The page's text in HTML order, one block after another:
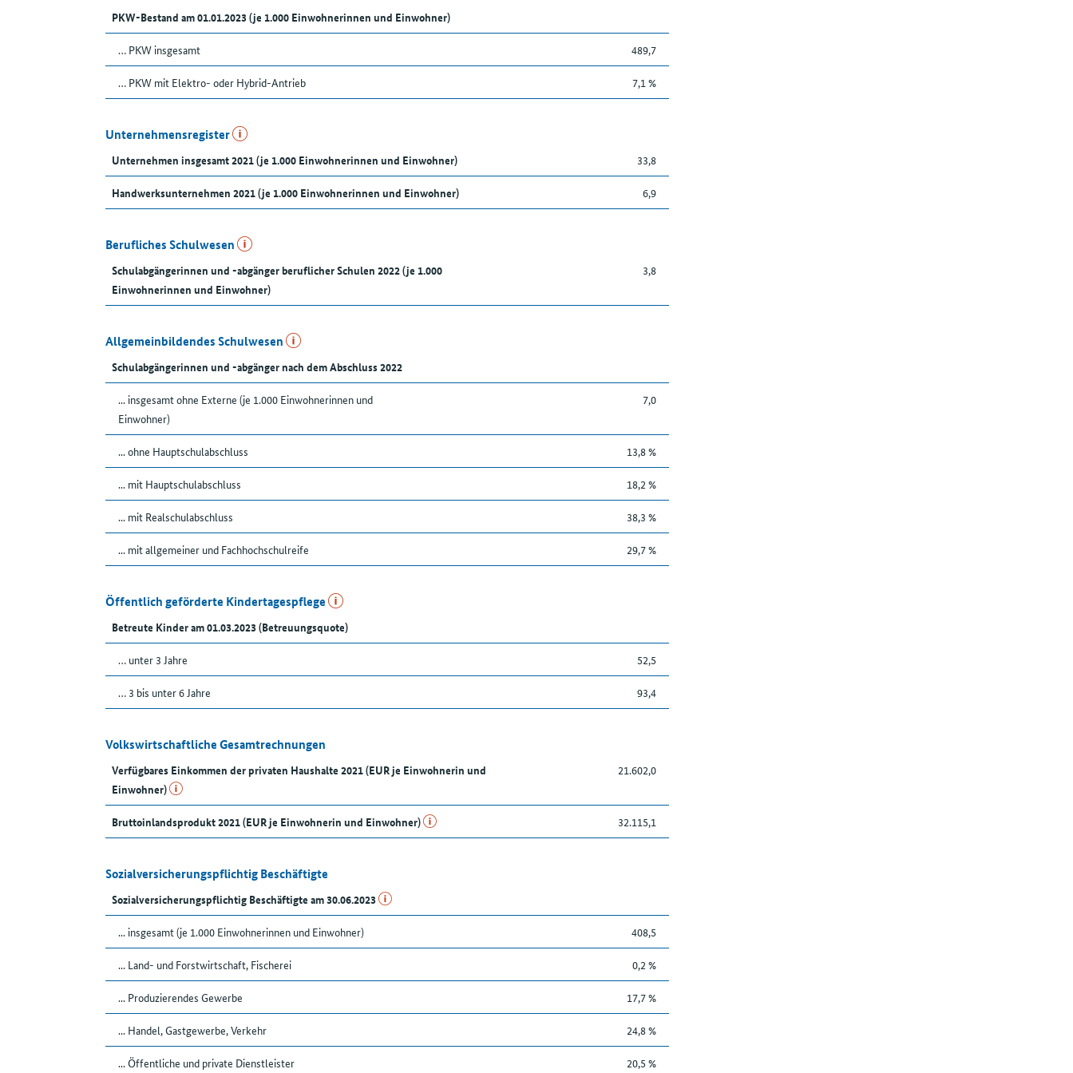
PKW-Bestand am 01.01.2023 (je 1.000 Einwohnerinnen und Einwohner)
… PKW insgesamt 489,7
… PKW mit Elektro- oder Hybrid-Antrieb 7,1 %
Unternehmensregister
Unternehmen insgesamt 2021 (je 1.000 Einwohnerinnen und Einwohner) 33,8
Handwerksunternehmen 2021 (je 1.000 Einwohnerinnen und Einwohner) 6,9
Berufliches Schulwesen
Schulabgängerinnen und -abgänger beruflicher Schulen 2022 (je 1.000
Einwohnerinnen und Einwohner)
3,8
Allgemeinbildendes Schulwesen
Schulabgängerinnen und -abgänger nach dem Abschluss 2022
... insgesamt ohne Externe (je 1.000 Einwohnerinnen und
Einwohner)
7,0
... ohne Hauptschulabschluss 13,8 %
... mit Hauptschulabschluss 18,2 %
... mit Realschulabschluss 38,3 %
... mit allgemeiner und Fachhochschulreife 29,7 %
Öffentlich geförderte Kindertagespflege
Betreute Kinder am 01.03.2023 (Betreuungsquote)
… unter 3 Jahre 52,5
… 3 bis unter 6 Jahre 93,4
Volkswirtschaftliche Gesamtrechnungen
Verfügbares Einkommen der privaten Haushalte 2021 (EUR je Einwohnerin und
Einwohner)
21.602,0
Bruttoinlandsprodukt 2021 (EUR je Einwohnerin und Einwohner) 32.115,1
Sozialversicherungspflichtig Beschäftigte
Sozialversicherungspflichtig Beschäftigte am 30.06.2023
... insgesamt (je 1.000 Einwohnerinnen und Einwohner) 408,5
... Land- und Forstwirtschaft, Fischerei 0,2 %
... Produzierendes Gewerbe 17,7 %
... Handel, Gastgewerbe, Verkehr 24,8 %
... Öffentliche und private Dienstleister 20,5 %